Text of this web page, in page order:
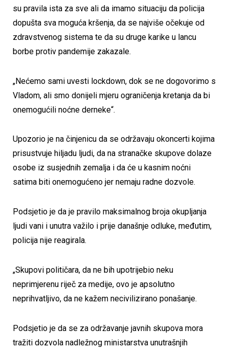
su pravila ista za sve ali da imamo situaciju da policija
dopušta sva moguća kršenja, da se najviše očekuje od
zdravstvenog sistema te da su druge karike u lancu
borbe protiv pandemije zakazale.
„Nećemo sami uvesti lockdown, dok se ne dogovorimo s
Vladom, ali smo donijeli mjeru ograničenja kretanja da bi
onemogućili noćne derneke“.
Upozorio je na činjenicu da se održavaju okoncerti kojima
prisustvuje hiljadu ljudi, da na stranačke skupove dolaze
osobe iz susjednih zemalja i da će u kasnim noćni
satima biti onemogućeno jer nemaju radne dozvole.
Podsjetio je da je pravilo maksimalnog broja okupljanja
ljudi vani i unutra važilo i prije današnje odluke, međutim,
policija nije reagirala.
„Skupovi političara, da ne bih upotrijebio neku
neprimjerenu riječ za medije, ovo je apsolutno
neprihvatljivo, da ne kažem necivilizirano ponašanje.
Podsjetio je da se za održavanje javnih skupova mora
tražiti dozvola nadležnog ministarstva unutrašnjih